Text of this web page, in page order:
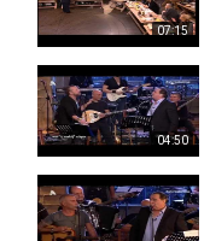
07:15
04:50